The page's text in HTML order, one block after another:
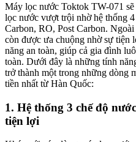
Máy lọc nước Toktok TW-071
lọc nước vượt trội nhờ hệ thống
Carbon, RO, Post Carbon.
còn được ưa chuộng nhờ sự tiện
năng an toàn, giúp cả gia đình
toàn. Dưới đây là những tính
trở thành một trong những dòng
tiền nhất từ Hàn Quốc:
1. Hệ thống 3 chế độ
tiện lợi